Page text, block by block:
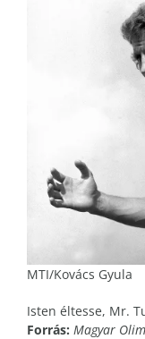
MTI/Kovács Gyula
Isten éltesse, Mr.
Forrás: Magyar